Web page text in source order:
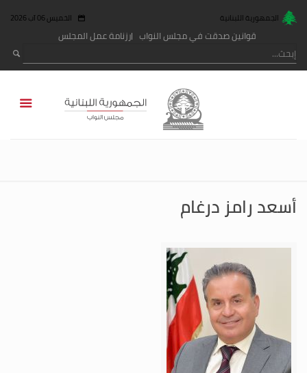
الجمهورية اللبنانية الخميس 06 آب 2026
قوانين صدقت في مجلس النواب رزنامة عمل المجلس
أسعد رامز درغام